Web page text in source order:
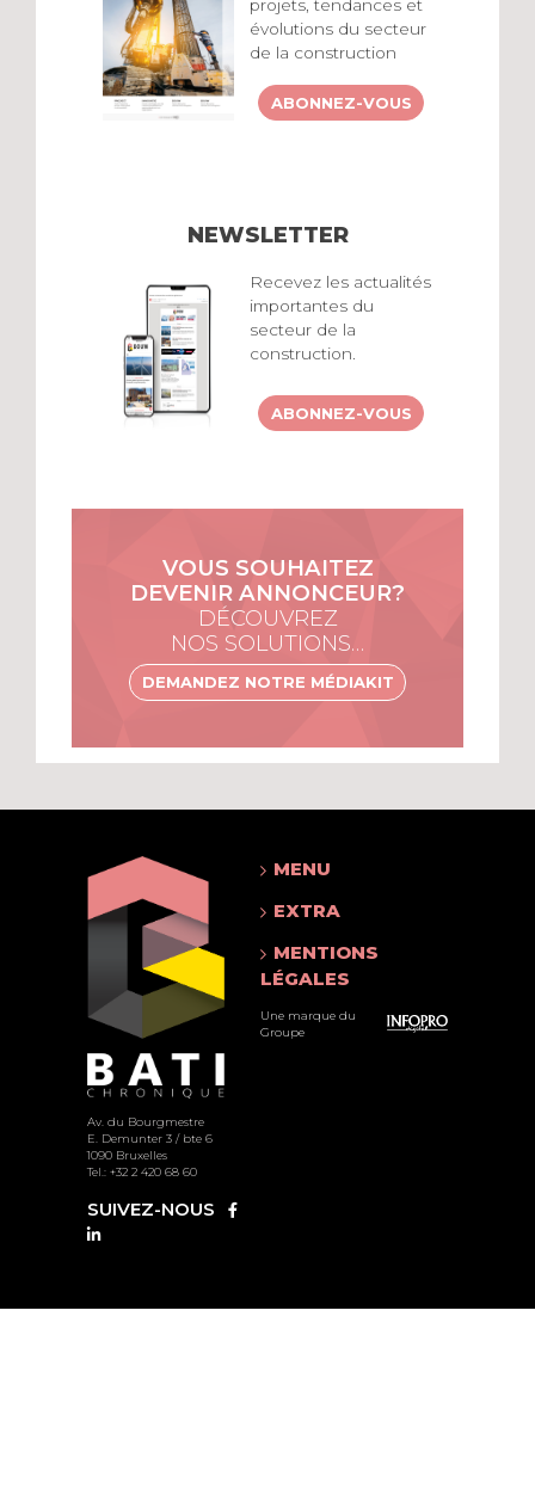
projets, tendances et
évolutions du secteur
de la construction
ABONNEZ-VOUS
NEWSLETTER
Recevez les actualités
importantes du
secteur de la
construction.
ABONNEZ-VOUS
VOUS SOUHAITEZ
DEVENIR ANNONCEUR?
DÉCOUVREZ
NOS SOLUTIONS…
DEMANDEZ NOTRE MÉDIAKIT
Av. du Bourgmestre
E. Demunter 3 / bte 6
1090 Bruxelles
Tel.: +32 2 420 68 60
SUIVEZ-NOUS
MENU
EXTRA
MENTIONS
LÉGALES
Une marque du
Groupe